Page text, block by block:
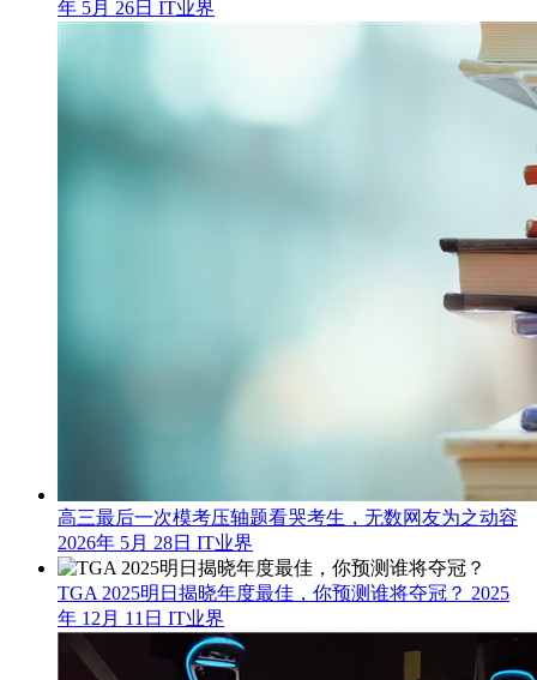
年 5月 26日 IT业界
高三最后一次模考压轴题看哭考生，无数网友为之动容
2026年 5月 28日 IT业界
TGA 2025明日揭晓年度最佳，你预测谁将夺冠？ 2025
年 12月 11日 IT业界